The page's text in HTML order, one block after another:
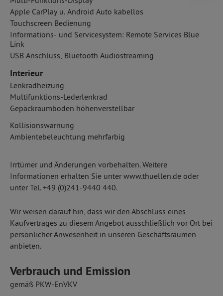
Apple CarPlay u. Android Auto kabellos
Touchscreen Bedienung
Informations- und Servicesystem: Remote Services Blue
Link
USB Anschluss, Bluetooth Audiostreaming
Interieur
Lenkradheizung
Multifunktions-Lederlenkrad
Gepäckraumboden höhenverstellbar
Kollisionswarnung
Ambientebeleuchtung mehrfarbig
Irrtümer und Änderungen vorbehalten. Weitere
Informationen erhalten Sie unter www.thuellen.de oder
unter Tel. +49 (0)241-9440 440.
Wir weisen darauf hin, dass wir den Abschluss eines
Kaufvertrages zu diesem Angebot ausschließlich vor Ort bei
persönlicher Anwesenheit in unseren Geschäftsräumen
anbieten.
Verbrauch und Emission
gemäß PKW-EnVKV